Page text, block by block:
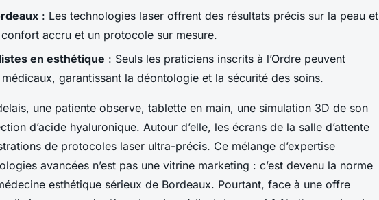
: Les technologies laser offrent des résultats précis sur la peau et
accru et un protocole sur mesure.
en esthétique : Seuls les praticiens inscrits à l’Ordre peuvent
garantissant la déontologie et la sécurité des soins.
une patiente observe, tablette en main, une simulation 3D de son
d’acide hyaluronique. Autour d’elle, les écrans de la salle d’attente
de protocoles laser ultra-précis. Ce mélange d’expertise
avancées n’est pas une vitrine marketing : c’est devenu la norme
esthétique sérieux de Bordeaux. Pourtant, face à une offre